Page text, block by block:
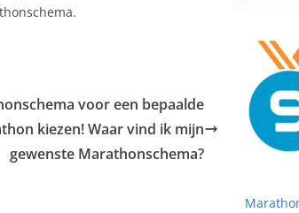
voor een bepaalde
kiezen! Waar vind ik mijn
gewenste Marathonschema?